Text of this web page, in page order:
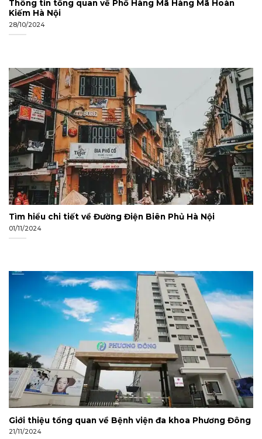
Thông tin tổng quan về Phố Hàng Mã Hàng Mã Hoàn
Kiếm Hà Nội
28/10/2024
Tìm hiểu chi tiết về Đường Điện Biên Phủ Hà Nội
01/11/2024
Giới thiệu tổng quan về Bệnh viện đa khoa Phương Đông
21/11/2024